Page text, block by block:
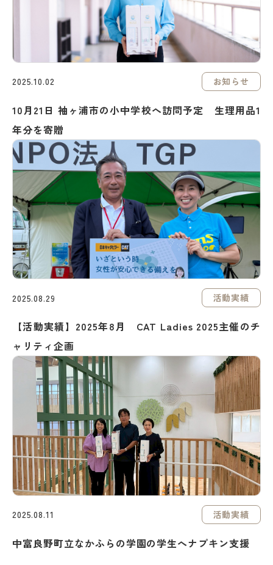
2025.10.02 お知らせ
10月21日 袖ヶ浦市の小中学校へ訪問予定 生理用品1
年分を寄贈
2025.08.29 活動実績
【活動実績】2025年8月 CAT Ladies 2025主催のチ
ャリティ企画
2025.08.11 活動実績
中富良野町立なかふらの学園の学生へナプキン支援